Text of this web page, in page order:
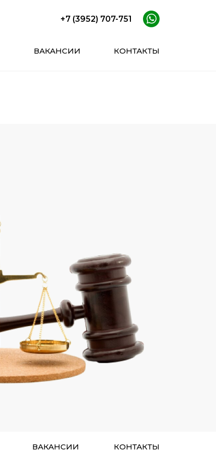
+7 (3952) 707-751
ВАКАНСИИ КОНТАКТЫ
ВАКАНСИИ КОНТАКТЫ